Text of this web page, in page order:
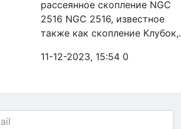
рассеянное скопление NGC
2516 NGC 2516, известное
также как скопление
11-12-2023, 15:54 0